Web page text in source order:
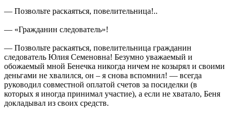
— Позвольте раскаяться, повелительница!..
— «Гражданин следователь»!
— Позвольте раскаяться, повелительница гражданин
следователь Юлия Семеновна! Безумно уважаемый и
обожаемый мной Бенечка никогда ничем не козырял и своими
деньгами не хвалился, он – я снова вспомнил! — всегда
руководил совместной оплатой счетов за посиделки (в
которых я иногда принимал участие), а если не хватало, Беня
докладывал из своих средств.